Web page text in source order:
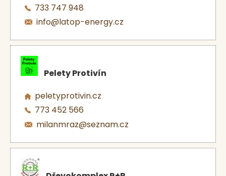
733 747 948
info@latop-energy.cz
Pelety Protivín
peletyprotivin.cz
773 452 566
milanmraz@seznam.cz